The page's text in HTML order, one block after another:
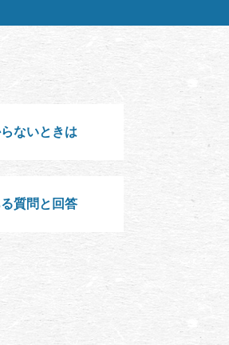
ないときは
質問と回答